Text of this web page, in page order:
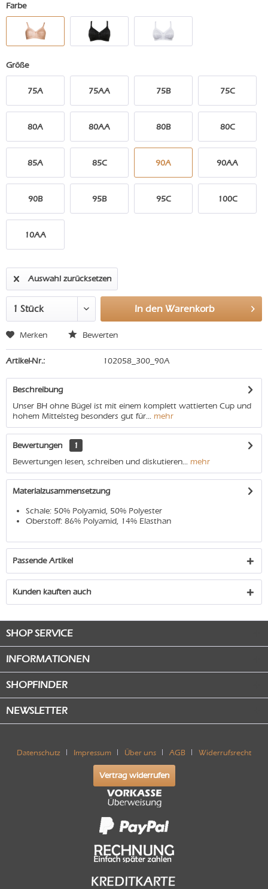
Farbe
Größe
75A 75AA 75B 75C
80A 80AA 80B 80C
85A 85C 90A 90AA
90B 95B 95C 100C
10AA
Auswahl zurücksetzen
In den Warenkorb
Merken Bewerten
Artikel-Nr.: 102058_300_90A
Beschreibung
Unser BH ohne Bügel ist mit einem komplett wattierten Cup und
hohem Mittelsteg besonders gut für... mehr
Bewertungen
1
Bewertungen lesen, schreiben und diskutieren... mehr
Materialzusammensetzung
Schale: 50% Polyamid, 50% Polyester
Oberstoff: 86% Polyamid, 14% Elasthan
Passende Artikel
Kunden kauften auch
SHOP SERVICE
INFORMATIONEN
SHOPFINDER
NEWSLETTER
Datenschutz Impressum Über uns AGB Widerrufsrecht
Vertrag widerrufen